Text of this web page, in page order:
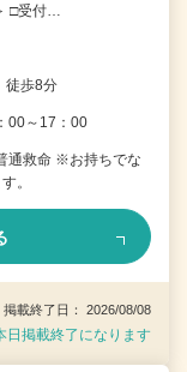
□受付…
徒歩8分
00～17：00
通救命 ※お持ちでな
。
載終了日： 2026/08/08
日掲載終了になります